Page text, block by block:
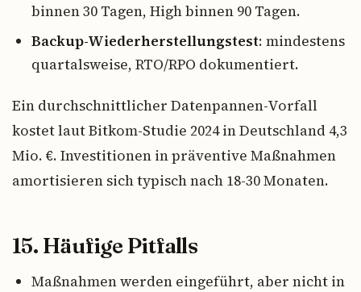
binnen 30 Tagen, High binnen 90 Tagen.
Backup-Wiederherstellungstest: mindestens
quartalsweise, RTO/RPO dokumentiert.
Ein durchschnittlicher Datenpannen-Vorfall
kostet laut Bitkom-Studie 2024 in Deutschland 4,3
Mio. €. Investitionen in präventive Maßnahmen
amortisieren sich typisch nach 18-30 Monaten.
15. Häufige Pitfalls
Maßnahmen werden eingeführt, aber nicht in